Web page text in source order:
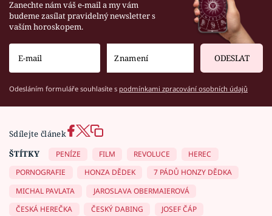
Zanechte nám váš e-mail a my vám
budeme zasílat pravidelný newsletter s
vaším horoskopem.
ODESLAT
Odesláním formuláře souhlasíte s podmínkami zpracování osobních údajů
Sdílejte článek
ŠTÍTKY
PENÍZE FILM REVOLUCE
HEREC
PORNOGRAFIE
HONZA DĚDEK
7 PÁDŮ HONZY DĚDKA
MICHAL PAVLATA
JAROSLAVA OBERMAIEROVÁ
ČESKÁ HEREČKA
ČESKÝ DABING JOSEF ČÁP